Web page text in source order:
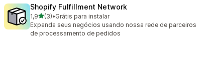
Shopify Fulfillment Network
1,9de 5 estrelas
(3)
3 avaliações ao todo
•Grátis para instalar
Expanda seus negócios usando nossa rede de parceiros
de processamento de pedidos